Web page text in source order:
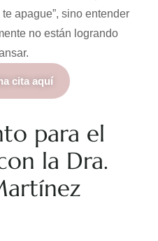
apague”, sino entender
no están logrando
cita aquí
para el
la Dra.